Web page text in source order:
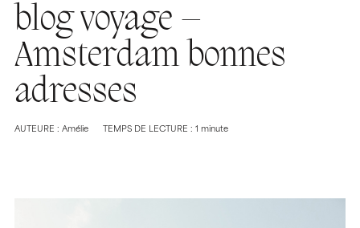
blog voyage –
Amsterdam bonnes
adresses
AUTEURE : Amélie TEMPS DE LECTURE : 1 minute